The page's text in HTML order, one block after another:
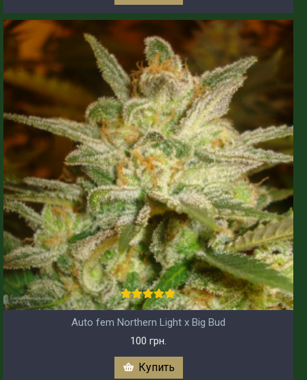
Auto fem Northern Light x Big Bud
100 грн.
Купить